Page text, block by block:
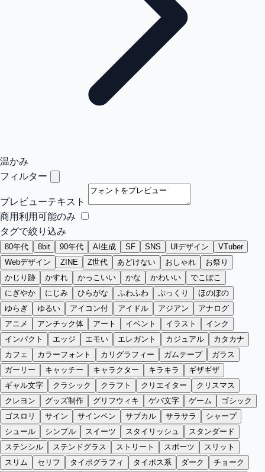
温かみ
フィルター
プレビューテキスト
商用利用可能のみ
タグで絞り込み
80年代 8bit 90年代 AI生成 SF SNS UIデザイン
VTuber
Webデザイン
ZINE Z世代 あどけない おしゃれ
お祭り
かじり跡
かすれ かっこいい かな かわいい
でこぼこ
にぎやか
にじみ ひらがな ふわふわ ぷっくり
ほのぼの
ゆらぎ
ゆるい アイコン付 アイドル アジアン
アナログ
アニメ
アンチック体 アート イベント イラスト
インク
インパクト
エッジ エモい エレガント カジュアル
カタカナ
カフェ
カラーフォント カリグラフィー ガムテープ
ガラス
ガーリー
キャッチー キャラクター キラキラ
ギザギザ
ギャル文字
クラシック クラフト クリエイター
クリスマス
クレヨン
グッズ制作 グリフウィキ ゲバ文字 ゲーム
ゴシック
ゴスロリ
サイン サインペン サブカル サラサラ
シャープ
シュール
シンプル スイーツ スタイリッシュ
スタンダード
ステンシル
ステンドグラス ストリート スポーツ
スリット
スリム
セリフ タイポグラフィ タイポス系 ダーク
チョーク